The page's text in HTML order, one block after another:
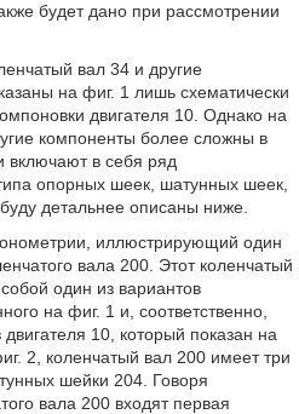
будет дано при рассмотрении
вал 34 и другие
на фиг. 1 лишь схематически
двигателя 10. Однако на
компоненты более сложны в
включают в себя ряд
опорных шеек, шатунных шеек,
детальнее описаны ниже.
иллюстрирующий один
вала 200. Этот коленчатый
один из вариантов
на фиг. 1 и, соответственно,
10, который показан на
2, коленчатый вал 200 имеет три
шейки 204. Говоря
вала 200 входят первая